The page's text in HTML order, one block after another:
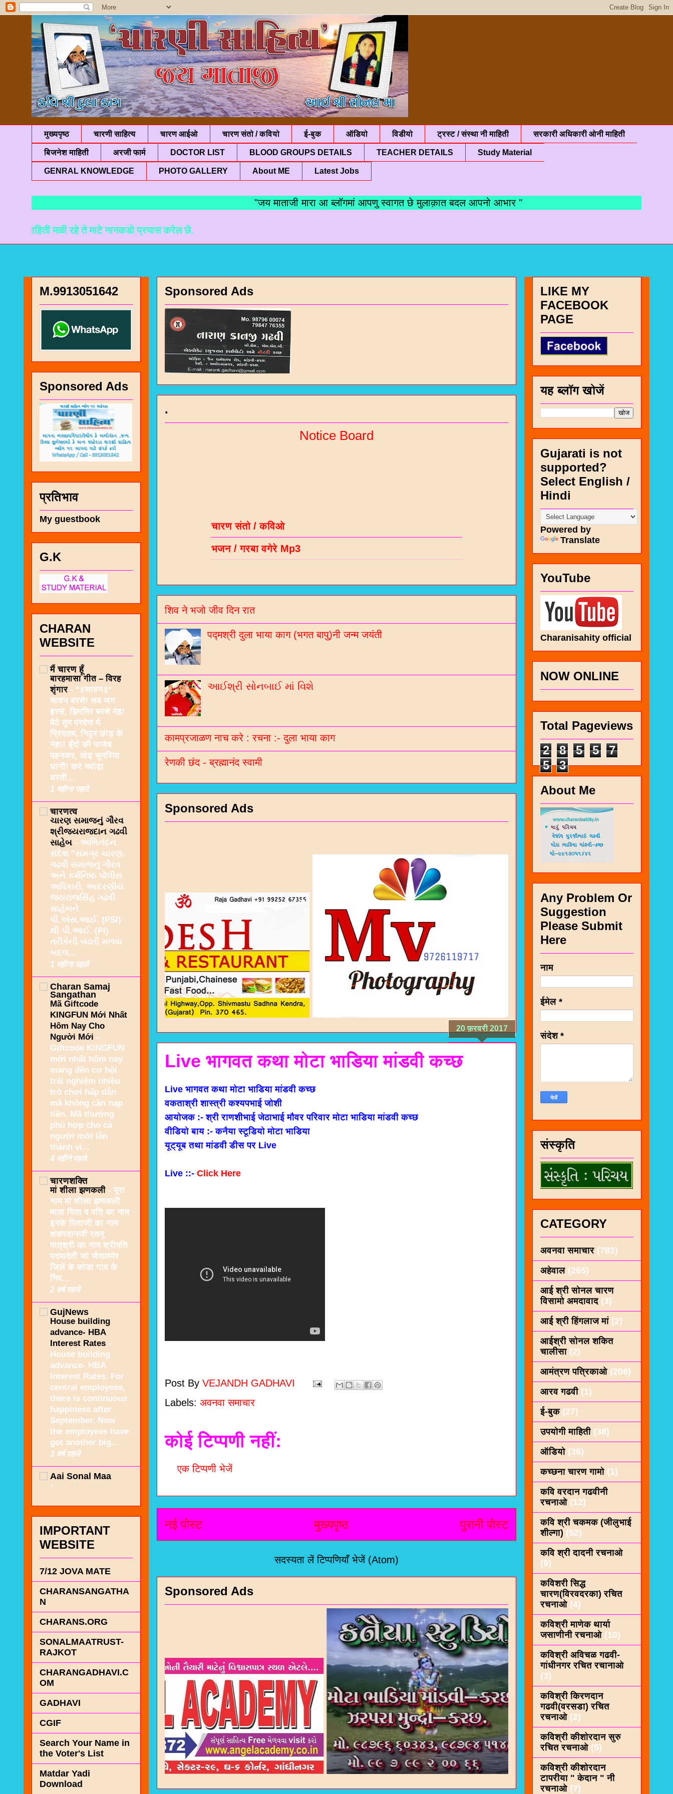
मुख्यपृष्ठ चारणी साहित्य चारण आईओ चारण संतो / कवियो ई-बुक ऑडियो विडीयो ट्रस्ट / संस्था नी माहिती सरकारी अधिकारी ओनी माहिती
बिजनेश माहिती अरजी फार्म DOCTOR LIST BLOOD GROUPS DETAILS TEACHER DETAILS Study Material
GENRAL KNOWLEDGE PHOTO GALLERY About ME Latest Jobs
"जय माताजी मारा आ ब्लॉगमां आपणु स्वागत छे मुलाक़ात बदल आपनो आभार "
मळी रहे ते माटे नानकडो प्रयास करेल छे.
Sponsored Ads
.
Notice Board
भजन / गरबा वगेरे Mp3
जोगीदान गढवी (चडीया) रचित रचनाओ
चारणी साहित्य ब्लॉगना अपडेट Whatsaap पर मेळववा माटे आ
नंबर 9913051642 आपना गृपमां ऐड करो
शिव ने भजो जीव दिन रात
पद्मश्री दुला भाया काग (भगत बापु)नी जन्म जयंती
આઈશ્રી સોનબાઈ માં વિશે
कामप्रजाळण नाच करे : रचना :- दुला भाया काग
रेणकी छंद - ब्रह्मानंद स्वामी
Sponsored Ads
20 फ़रवरी 2017
Live भागवत कथा मोटा भाडिया मांडवी कच्छ
Live भागवत कथा मोटा भाडिया मांडवी कच्छ
वकताश्री शास्त्री कश्यपभाई जोशी
आयोजक :- श्री राणशीभाई जेठाभाई मौवर परिवार मोटा भाडिया मांडवी कच्छ
वीडियो बाय :- कनैया स्टूडियो मोटा भाडिया
यूट्यूब तथा मांडवी डीस पर Live
Live ::- Click Here
Post By VEJANDH GADHAVI
Labels: अवनवा समाचार
कोई टिप्पणी नहीं:
एक टिप्पणी भेजें
नई पोस्ट पुरानी पोस्ट
मुख्यपृष्ठ
सदस्यता लेंटिप्पणियाँ भेजें (Atom)
Sponsored Ads
M.9913051642
Sponsored Ads
प्रतिभाव
My guestbook
G.K
CHARAN
WEBSITE
मैं चारण हूँ
बारहमासा गीत – विरह
शृंगार - *॥सावन॥*
सावन बरसे! सब जन
हरसे, झिरमिर बरसे मेह!
बैठे तुम परदेस में
प्रियतम, निठुर छोड़ के
नेह!! बूँदों की पाजेब
पहनकर, ओढ़ चुनरिया
धानी! करे नवोढ़ा
धरती...
1 महीना पहले
चारणत्व
ચારણ સમાજનું ગૌરવ
શ્રીજયરાજદાન ગઢવી
સાહેબ - અભિનંદન
સંદેશ "સમગ્ર ચારણ-
ગઢવી સમાજનું ગૌરવ
અને કર્મનિષ્ઠ પોલીસ
અધિકારી, આદરણીય
જયરાજસિંહ ગઢવી
સાહેબને
પી.એસ.આઈ. (PSI)
થી પી.આઈ. (PI)
તરીકેની બઢતી મળવા
બદલ...
1 महीना पहले
Charan Samaj
Sangathan
Mã Giftcode
KINGFUN Mới Nhất
Hôm Nay Cho
Người Mới -
Giftcode KINGFUN
mới nhất hôm nay
mang đến cơ hội
trải nghiệm nhiều
trò chơi hấp dẫn
mà không cần nạp
tiền. Mã thưởng
phù hợp cho cả
người mới lẫn
thành vi...
4 महीने पहले
चारणशक्ति
मां शीला झणकली - पूरा
नाम मां शीला झणकली
माता पिता व पति का नाम
इनके पिताजी का नाम
शंकरदानजी रतनू
मातृश्री का नाम श्रीमति
पदमादेवी जो जैसलमेर
जिलें के कोडा गांव के
निव...
2 वर्ष पहले
GujNews
House building
advance- HBA
Interest Rates -
House building
advance- HBA
Interest Rates. For
central employees,
there is continuous
happiness after
September. Now
the employees have
got another big...
3 वर्ष पहले
Aai Sonal Maa
-
IMPORTANT
WEBSITE
7/12 JOVA MATE
CHARANSANGATHA
N
CHARANS.ORG
SONALMAATRUST-
RAJKOT
CHARANGADHAVI.C
OM
GADHAVI
CGIF
Search Your Name in
the Voter's List
Matdar Yadi
Download
LIKE MY
FACEBOOK
PAGE
यह ब्लॉग खोजें
Gujarati is not
supported?
Select English /
Hindi
Powered by
Translate
YouTube
Charanisahity official
NOW ONLINE
Total Pageviews
2
8 5 5
7
5
3
About Me
Any Problem Or
Suggestion
Please Submit
Here
नाम
ईमेल *
संदेश *
संस्कृति
CATEGORY
अवनवा समाचार (782)
अहेवाल (265)
आई श्री सोनल चारण
विसामो अमदावाद (3)
आई श्री हिंगलाज मां (2)
आईश्री सोनल शकित
चालीसा (2)
आमंत्रण पत्रिकाओ (208)
आरव गढवी (1)
ई-बुक (27)
उपयोगी माहिती (38)
ऑडियो (36)
कच्छना चारण गामो (1)
कवि वरदान गढवीनी
रचनाओ (12)
कवि श्री चकमक (जीलुभाई
शील्गा) (52)
कवि श्री दादनी रचनाओ
(9)
कविशरी सिद्ध
चारण(विरवदरका) रचित
रचनाओ (4)
कविश्री माणेक थार्या
जसाणीनी रचनाओ (10)
कविश्री अविचळ गढवी-
गांधीनगर रचित रचानाओ
(3)
कविश्री किरणदान
गढवी(वरसडा) रचित
रचनाओ (2)
कविश्री कीशाेरदान सुरु
रचित रचनाओ (5)
कविश्री कीशोरदान
टापरीया " केदान " नी
रचनाओ (7)